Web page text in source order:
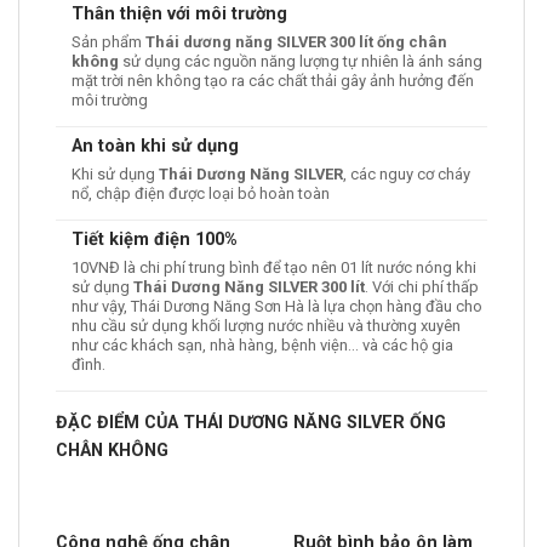
Thân thiện với môi trường
Sản phẩmThái dương năng SILVER 300 lít ống chân
không sử dụng các nguồn năng lượng tự nhiên là ánh sáng
mặt trời nên không tạo ra các chất thải gây ảnh hưởng đến
môi trường
An toàn khi sử dụng
Khi sử dụngThái Dương Năng SILVER, các nguy cơ cháy
nổ, chập điện được loại bỏ hoàn toàn
Tiết kiệm điện 100%
10VNĐ là chi phí trung bình để tạo nên 01 lít nước nóng khi
sử dụngThái Dương Năng SILVER 300 lít. Với chi phí thấp
như vậy, Thái Dương Năng Sơn Hà là lựa chọn hàng đầu cho
nhu cầu sử dụng khối lượng nước nhiều và thường xuyên
như các khách sạn, nhà hàng, bệnh viện… và các hộ gia
đình.
ĐẶC ĐIỂM CỦA THÁI DƯƠNG NĂNG SILVER ỐNG
CHÂN KHÔNG
Công nghệ ống chân Ruột bình bảo ôn làm